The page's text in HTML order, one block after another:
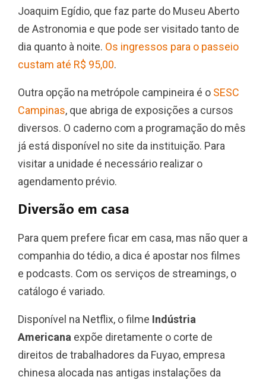
Joaquim Egídio, que faz parte do Museu Aberto
de Astronomia e que pode ser visitado tanto de
dia quanto à noite. Os ingressos para o passeio
custam até R$ 95,00.
Outra opção na metrópole campineira é o SESC
Campinas, que abriga de exposições a cursos
diversos. O caderno com a programação do mês
já está disponível no site da instituição. Para
visitar a unidade é necessário realizar o
agendamento prévio.
Diversão em casa
Para quem prefere ficar em casa, mas não quer a
companhia do tédio, a dica é apostar nos filmes
e podcasts. Com os serviços de streamings, o
catálogo é variado.
Disponível na Netflix, o filme Indústria
Americana expõe diretamente o corte de
direitos de trabalhadores da Fuyao, empresa
chinesa alocada nas antigas instalações da